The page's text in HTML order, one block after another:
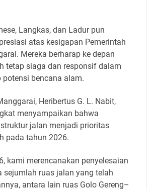
Langkas, dan Ladur pun
atas kesigapan Pemerintah
Mereka berharap ke depan
tetap siaga dan responsif dalam
bencana alam.
Heribertus G. L. Nabit,
menyampaikan bahwa
jalan menjadi prioritas
pada tahun 2026.
kami merencanakan penyelesaian
sejumlah ruas jalan yang telah
antara lain ruas Golo Gereng–